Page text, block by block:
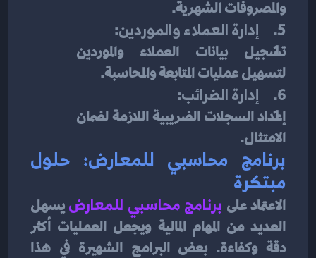
والمصروفات الشهرية.
5. إدارة العملاء والموردين:
لتسهيل عمليات المتابعة والمحاسبة.
6. إدارة الضرائب:
الامتثال.
مبتكرة
الاعتماد على برنامج محاسبي للمعارض
العديد من المهام المالية ويجعل العمليات أكثر